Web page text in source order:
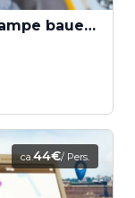
Mehr als Teambuilding: Solarlampe bauen für Kinder der Welt
ca.44€/ Pers.